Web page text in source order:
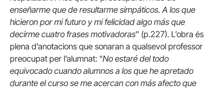
enseñarme que de resultarme simpáticos. A los que
hicieron por mi futuro y mi felicidad algo más que
decirme cuatro frases motivadoras” (p.227). L’obra és
plena d’anotacions que sonaran a qualsevol professor
preocupat per l’alumnat: “No estaré del todo
equivocado cuando alumnos a los que he apretado
durante el curso se me acercan con más afecto que